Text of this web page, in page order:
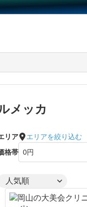
メッカ
リア
エリアを絞り込む
格帯